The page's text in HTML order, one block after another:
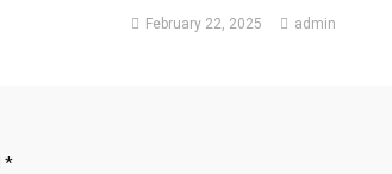
February 22, 2025 admin
*